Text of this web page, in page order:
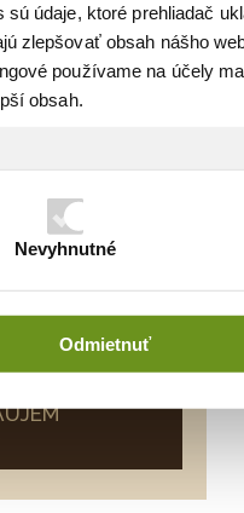
2,70
16,05
/
izba
Technológie
sú údaje, ktoré prehliadač
zlepšovať obsah nášho
používame na účely
obsah.
Nevyhnutné
Odmietnuť